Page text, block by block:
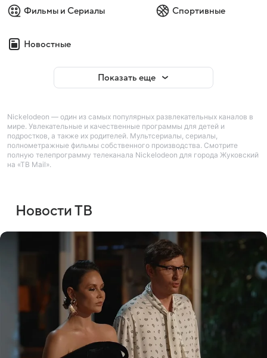
Фильмы и Сериалы Спортивные
Новостные
Показать еще
Nickelodeon — один из самых популярных развлекательных каналов в
мире. Увлекательные и качественные программы для детей и
подростков, а также их родителей. Мультсериалы, сериалы,
полнометражные фильмы собственного производства. Смотрите
полную телепрограмму телеканала Nickelodeon для города Жуковский
на «ТВ Mail».
Новости ТВ